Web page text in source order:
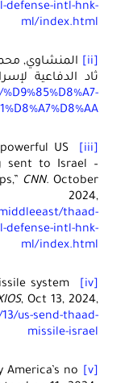
defense-intl-
ml/
المنشاوي, محمد.
الدفاعية
16/
The powerful US
being sent to Israel
troops,”CNN.
14/middleeast/
defense-intl-
ml/
missile system
AXIOS, Oct 13,
10/13/us-send-
missile-
say America’s no